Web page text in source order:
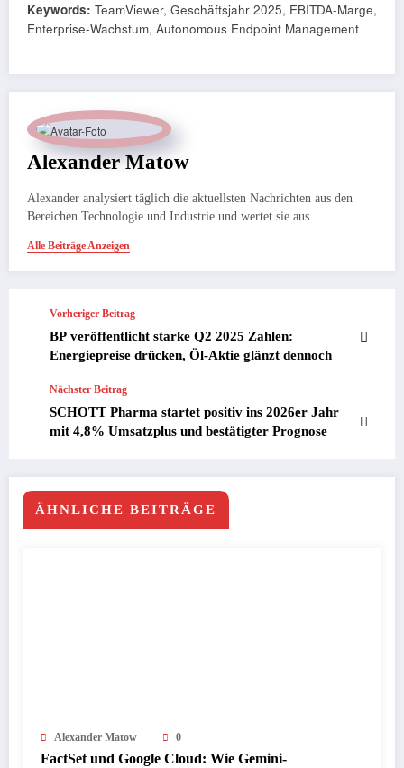
Keywords: TeamViewer, Geschäftsjahr 2025, EBITDA-Marge,
Enterprise-Wachstum, Autonomous Endpoint Management
Alexander Matow
Alexander analysiert täglich die aktuellsten Nachrichten aus den
Bereichen Technologie und Industrie und wertet sie aus.
Alle Beiträge Anzeigen
Vorheriger Beitrag
BP veröffentlicht starke Q2 2025 Zahlen:
Energiepreise drücken, Öl-Aktie glänzt dennoch
Nächster Beitrag
SCHOTT Pharma startet positiv ins 2026er Jahr
mit 4,8% Umsatzplus und bestätigter Prognose
ÄHNLICHE BEITRÄGE
Alexander Matow 0
FactSet und Google Cloud: Wie Gemini-